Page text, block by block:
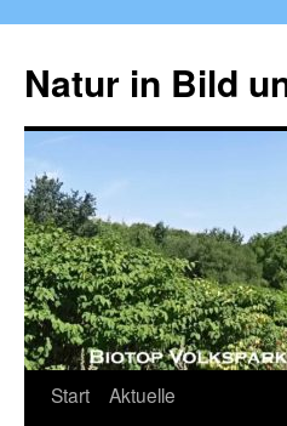
springen
Natur in Bild
Start
Aktuelle